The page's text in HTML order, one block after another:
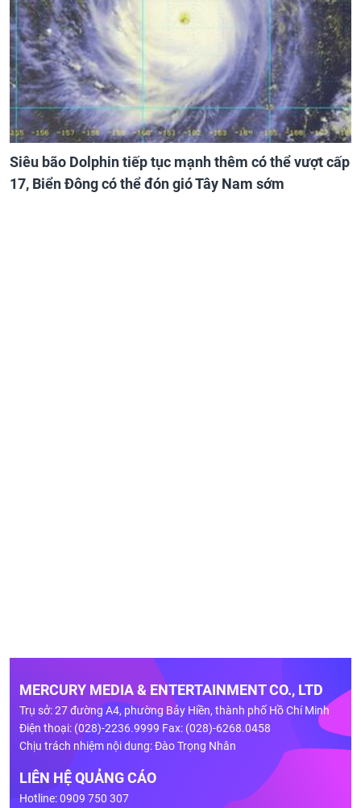
Siêu bão Dolphin tiếp tục mạnh thêm có thể vượt cấp
17, Biển Đông có thể đón gió Tây Nam sớm
MERCURY MEDIA & ENTERTAINMENT CO., LTD
Trụ sở: 27 đường A4, phường Bảy Hiền, thành phố Hồ Chí Minh
Điện thoại: (028)-2236.9999 Fax: (028)-6268.0458
Chịu trách nhiệm nội dung: Đào Trọng Nhân
LIÊN HỆ QUẢNG CÁO
Hotline: 0909 750 307